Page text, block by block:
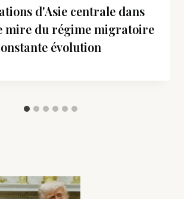
d'Asie centrale dans
mire du régime migratoire
évolution